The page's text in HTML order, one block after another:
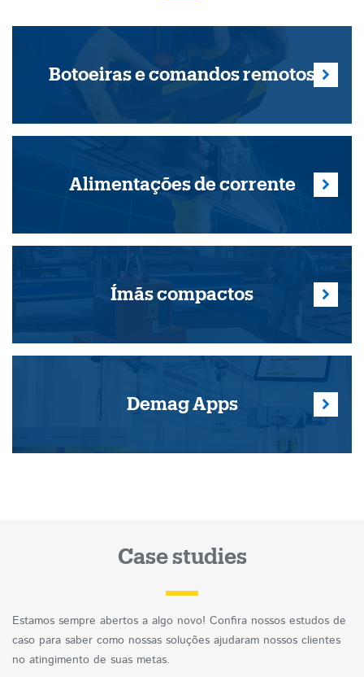
Botoeiras e comandos remotos
Alimentações de corrente
Ímãs compactos
Demag Apps
Estamos sempre abertos a algo novo! Confira nossos estudos de
caso para saber como nossas soluções ajudaram nossos clientes
no atingimento de suas metas.
Case studies